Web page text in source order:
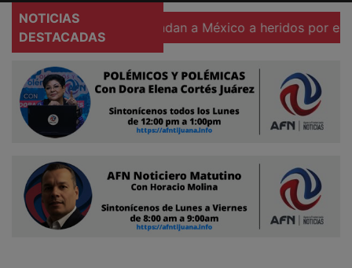
NOTICIAS
DESTACADAS
julio Trasladan a México a heridos por
Acerca
de
AFN
Ventas
Contacto
Reportero
Ciudadano